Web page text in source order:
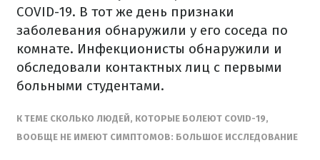
COVID-19. В тот же день признаки
заболевания обнаружили у его соседа по
комнате. Инфекционисты обнаружили и
обследовали контактных лиц с первыми
больными студентами.
К ТЕМЕ СКОЛЬКО ЛЮДЕЙ, КОТОРЫЕ БОЛЕЮТ COVID-19,
ВООБЩЕ НЕ ИМЕЮТ СИМПТОМОВ: БОЛЬШОЕ ИССЛЕДОВАНИЕ